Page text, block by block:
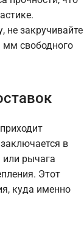
не закручивайте
мм свободного
в
или рычага
Этот
куда именно